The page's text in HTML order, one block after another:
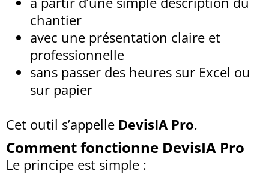
chantier
avec une présentation claire et
professionnelle
sans passer des heures sur Excel ou
sur papier
Cet outil s’appelle DevisIA Pro.
Comment fonctionne DevisIA Pro
Le principe est simple :